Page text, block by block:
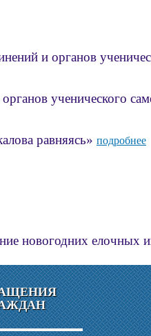
и органов
ученического
равняясь» подробнее
новогодних елочных